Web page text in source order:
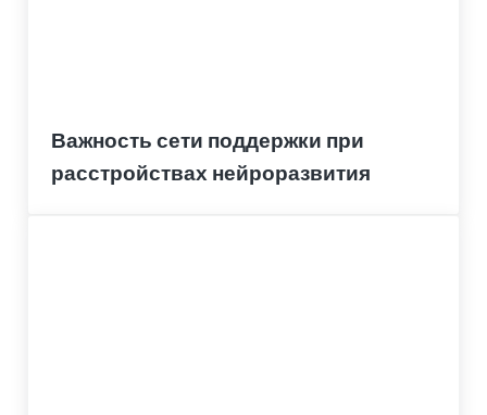
Важность сети поддержки при
расстройствах нейроразвития